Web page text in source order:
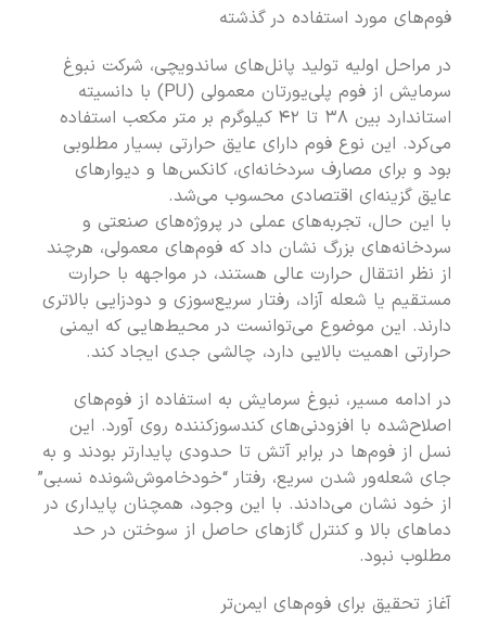
فوم‌های مورد استفاده در گذشته
در مراحل اولیه تولید پانل‌های ساندویچی، شرکت نبوغ
سرمایش از فوم پلی‌یورتان معمولی (PU) با دانسیته
استاندارد بین ۳۸ تا ۴۲ کیلوگرم بر متر مکعب استفاده
می‌کرد. این نوع فوم دارای عایق حرارتی بسیار مطلوبی
بود و برای مصارف سردخانه‌ای، کانکس‌ها و دیوارهای
عایق گزینه‌ای اقتصادی محسوب می‌شد.
با این حال، تجربه‌های عملی در پروژه‌های صنعتی و
سردخانه‌های بزرگ نشان داد که فوم‌های معمولی، هرچند
از نظر انتقال حرارت عالی هستند، در مواجهه با حرارت
مستقیم یا شعله آزاد، رفتار سریع‌سوزی و دودزایی بالاتری
دارند. این موضوع می‌توانست در محیط‌هایی که ایمنی
حرارتی اهمیت بالایی دارد، چالشی جدی ایجاد کند.
در ادامه مسیر، نبوغ سرمایش به استفاده از فوم‌های
اصلاح‌شده با افزودنی‌های کندسوزکننده روی آورد. این
نسل از فوم‌ها در برابر آتش تا حدودی پایدارتر بودند و به
جای شعله‌ور شدن سریع، رفتار “خودخاموش‌شونده نسبی”
از خود نشان می‌دادند. با این وجود، همچنان پایداری در
دماهای بالا و کنترل گازهای حاصل از سوختن در حد
مطلوب نبود.
آغاز تحقیق برای فوم‌های ایمن‌تر